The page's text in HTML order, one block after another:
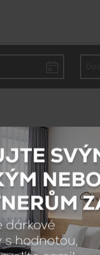
si ze 2 budov, ze